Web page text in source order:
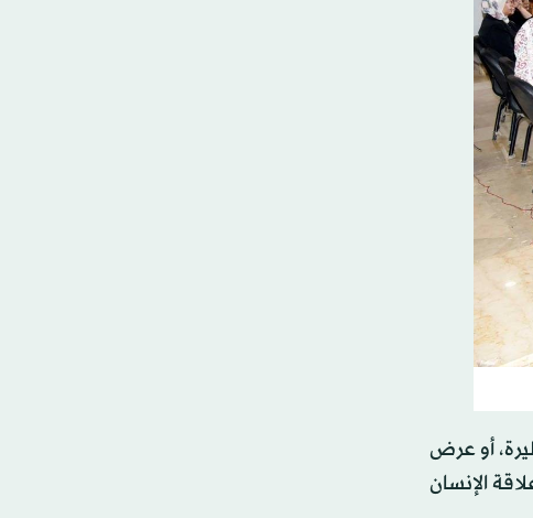
أو عرض
الإنسان